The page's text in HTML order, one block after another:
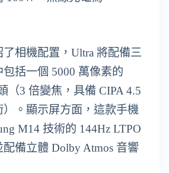
相機配置，Ultra 將配備三
括一個 5000 萬像素的
（3 倍變焦，具備 CIPA 4.5
。顯示屏方面，這款手機
M14 技術的 144Hz LTPO
備立體 Dolby Atmos 音響